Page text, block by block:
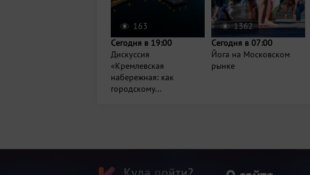
163
Сегодня в 19:00
Дискуссия
«Кремлевская
набережная: как
городскому...
1362
Сегодня в 07:00
Йога на Московском
рынке